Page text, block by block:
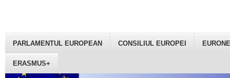
PARLAMENTUL EUROPEAN CONSILIUL EUROPEI
ERASMUS+